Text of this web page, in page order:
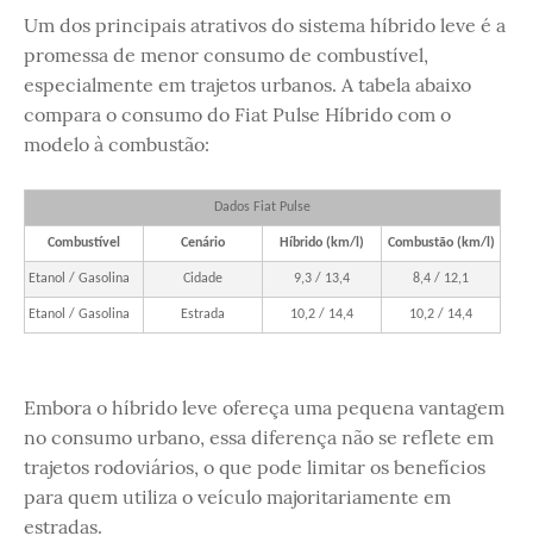
Um dos principais atrativos do sistema híbrido leve é a
promessa de menor consumo de combustível,
especialmente em trajetos urbanos. A tabela abaixo
compara o consumo do Fiat Pulse Híbrido com o
modelo à combustão:
Dados Fiat Pulse
Combustível Cenário Híbrido (km/l) Combustão (km/l)
Etanol / Gasolina Cidade 9,3 / 13,4 8,4 / 12,1
Etanol / Gasolina Estrada 10,2 / 14,4 10,2 / 14,4
Embora o híbrido leve ofereça uma pequena vantagem
no consumo urbano, essa diferença não se reflete em
trajetos rodoviários, o que pode limitar os benefícios
para quem utiliza o veículo majoritariamente em
estradas.